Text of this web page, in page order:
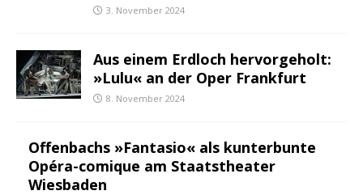
3. November 2024
Aus einem Erdloch hervorgeholt:
»Lulu« an der Oper Frankfurt
8. November 2024
Offenbachs »Fantasio« als kunterbunte
Opéra-comique am Staatstheater
Wiesbaden